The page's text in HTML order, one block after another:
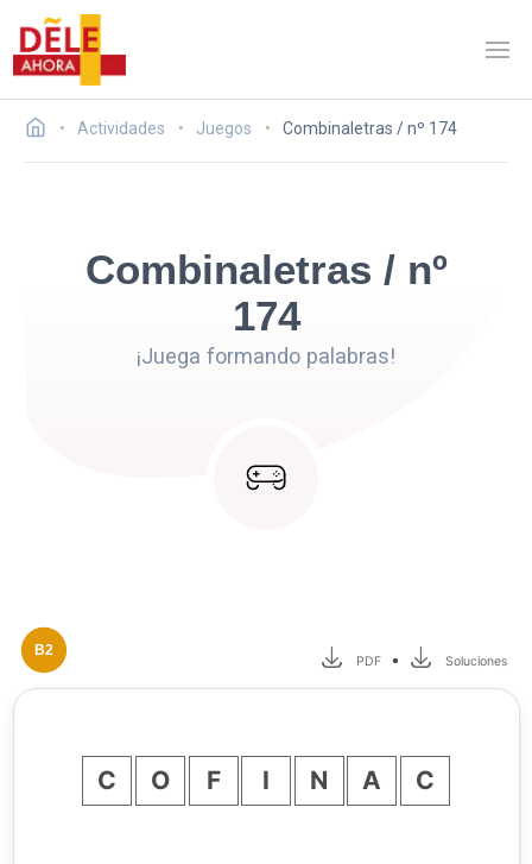
Actividades Juegos Combinaletras / nº 174
Combinaletras / nº
174
¡Juega formando palabras!
B2
PDF • Soluciones
C O F I N A C